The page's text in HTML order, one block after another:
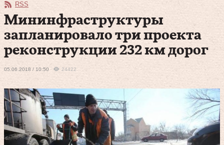
RSS
Мининфраструктуры
запланировало три проекта
реконструкции 232 км дорог
05.06.2018 / 10:50 24422